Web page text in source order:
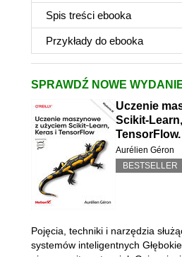
Spis treści ebooka
Przykłady do ebooka
SPRAWDŹ NOWE
Uczenie
Scikit-
TensorFlow.
Aurélien Géron
BESTSELLER
Pojęcia, techniki i narzędzia
systemów inteligentnych